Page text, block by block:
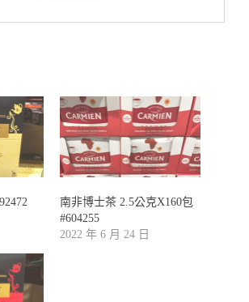
南非博士茶 2.5公克X160包
#604255
2022 年 6 月 24 日